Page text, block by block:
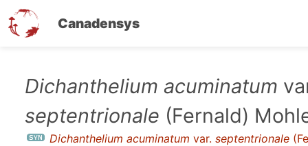
Canadensys
contenu
Dichanthelium acuminatum
septentrionale (Fernald)
Dichanthelium acuminatum var. septentrionale